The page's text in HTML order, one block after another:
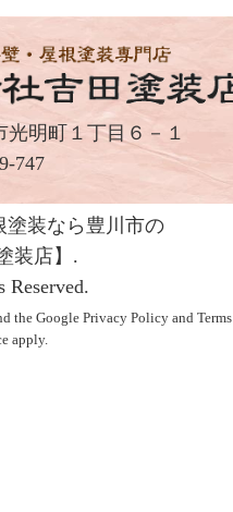
明町１丁目６－１
747
装なら豊川市の
装店】.
Reserved.
the Google Privacy Policyand
apply.